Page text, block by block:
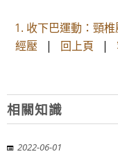
1. 收下巴運動：頸
經壓 | 回上頁 |
相關知識
2022-06-01